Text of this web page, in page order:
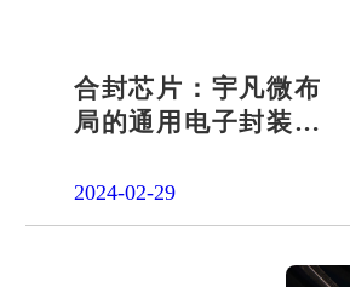
合封芯片：宇凡微布
局的通用电子封装技
2024-02-29